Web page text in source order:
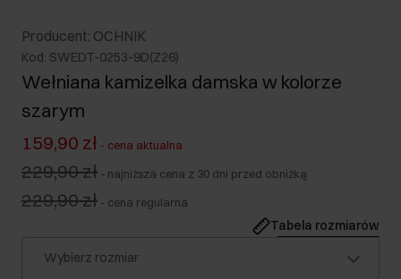
Producent: OCHNIK
Kod: SWEDT-0253-9D(Z26)
Wełniana kamizelka damska w kolorze
szarym
159,90 zł - cena aktualna
229,90 zł - najniższa cena z 30 dni przed obniżką
229,90 zł - cena regularna
Tabela rozmiarów
Wybierz rozmiar